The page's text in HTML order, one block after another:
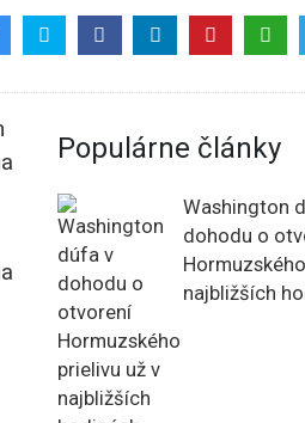
Populárne články
Washington
dohodu o
najbližších